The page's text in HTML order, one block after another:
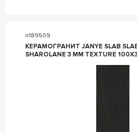
n189509
КЕРАМОГРАНИТ JANYE SLAB
SHAROLANE 3 MM TEXTURE